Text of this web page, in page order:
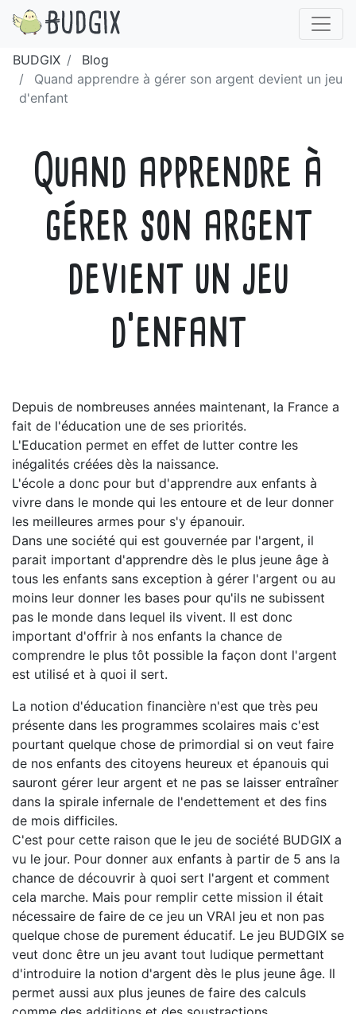
BUDGIX
Blog
Quand apprendre à gérer son argent devient un jeu
d'enfant
Quand apprendre à
gérer son argent
devient un jeu
d'enfant
Depuis de nombreuses années maintenant, la France a
fait de l'éducation une de ses priorités.
L'Education permet en effet de lutter contre les
inégalités créées dès la naissance.
L'école a donc pour but d'apprendre aux enfants à
vivre dans le monde qui les entoure et de leur donner
les meilleures armes pour s'y épanouir.
Dans une société qui est gouvernée par l'argent, il
parait important d'apprendre dès le plus jeune âge à
tous les enfants sans exception à gérer l'argent ou au
moins leur donner les bases pour qu'ils ne subissent
pas le monde dans lequel ils vivent. Il est donc
important d'offrir à nos enfants la chance de
comprendre le plus tôt possible la façon dont l'argent
est utilisé et à quoi il sert.
La notion d'éducation financière n'est que très peu
présente dans les programmes scolaires mais c'est
pourtant quelque chose de primordial si on veut faire
de nos enfants des citoyens heureux et épanouis qui
sauront gérer leur argent et ne pas se laisser entraîner
dans la spirale infernale de l'endettement et des fins
de mois difficiles.
C'est pour cette raison que le jeu de société BUDGIX a
vu le jour. Pour donner aux enfants à partir de 5 ans la
chance de découvrir à quoi sert l'argent et comment
cela marche. Mais pour remplir cette mission il était
nécessaire de faire de ce jeu un VRAI jeu et non pas
quelque chose de purement éducatif. Le jeu BUDGIX se
veut donc être un jeu avant tout ludique permettant
d'introduire la notion d'argent dès le plus jeune âge. Il
permet aussi aux plus jeunes de faire des calculs